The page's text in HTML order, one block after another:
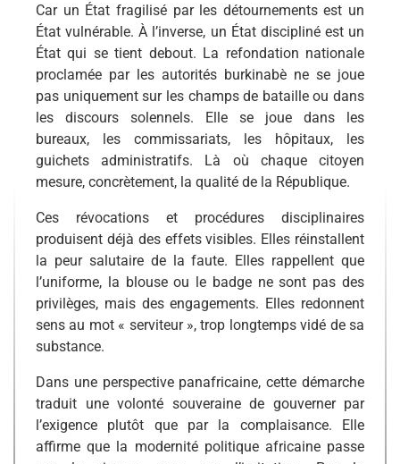
Car un État fragilisé par les détournements est un
État vulnérable. À l’inverse, un État discipliné est un
État qui se tient debout. La refondation nationale
proclamée par les autorités burkinabè ne se joue
pas uniquement sur les champs de bataille ou dans
les discours solennels. Elle se joue dans les
bureaux, les commissariats, les hôpitaux, les
guichets administratifs. Là où chaque citoyen
mesure, concrètement, la qualité de la République.
Ces révocations et procédures disciplinaires
produisent déjà des effets visibles. Elles réinstallent
la peur salutaire de la faute. Elles rappellent que
l’uniforme, la blouse ou le badge ne sont pas des
privilèges, mais des engagements. Elles redonnent
sens au mot « serviteur », trop longtemps vidé de sa
substance.
Dans une perspective panafricaine, cette démarche
traduit une volonté souveraine de gouverner par
l’exigence plutôt que par la complaisance. Elle
affirme que la modernité politique africaine passe